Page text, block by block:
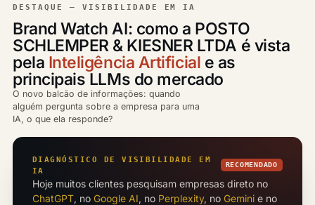
DESTAQUE — VISIBILIDADE EM IA
Brand Watch AI: como a POSTO
SCHLEMPER & KIESNER LTDA é vista
pela Inteligência Artificial e as
principais LLMs do mercado
O novo balcão de informações: quando
alguém pergunta sobre a empresa para uma
IA, o que ela responde?
DIAGNÓSTICO DE VISIBILIDADE EM
IA
RECOMENDADO
Hoje muitos clientes pesquisam empresas direto no
ChatGPT, no Google AI, no Perplexity, no Gemini e no